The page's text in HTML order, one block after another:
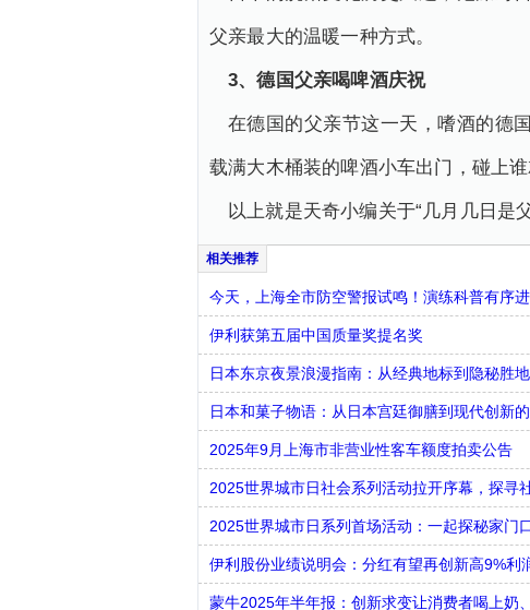
父亲最大的温暖一种方式。
3、德国父亲喝啤酒庆祝
在德国的父亲节这一天，嗜酒的德
载满大木桶装的啤酒小车出门，碰上
以上就是天奇小编关于“几月几日是
今天，上海全市防空警报试鸣！演练科普有序
伊利获第五届中国质量奖提名奖
日本东京夜景浪漫指南：从经典地标到隐秘胜地
日本和菓子物语：从日本宫廷御膳到现代创新
2025年9月上海市非营业性客车额度拍卖公告
2025世界城市日社会系列活动拉开序幕，探寻
2025世界城市日系列首场活动：一起探秘家门
伊利股份业绩说明会：分红有望再创新高9%利
蒙牛2025年半年报：创新求变让消费者喝上奶